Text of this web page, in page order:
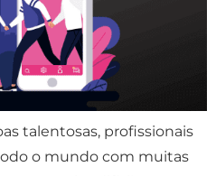
talentosas, profissionais
o mundo com muitas